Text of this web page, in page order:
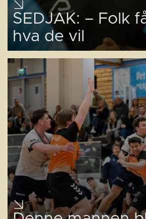
SEDJAK: – Folk
hva de vil